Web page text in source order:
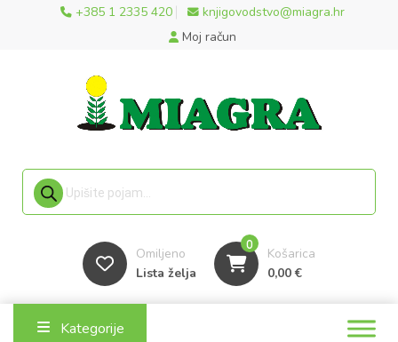
+385 1 2335 420
knjigovodstvo@miagra.hr
Moj račun
Products search
Omiljeno
Lista želja
0
Košarica
0,00€
Kategorije